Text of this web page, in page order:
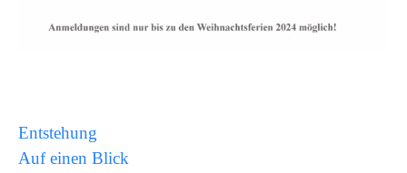
Entstehung
Auf einen Blick